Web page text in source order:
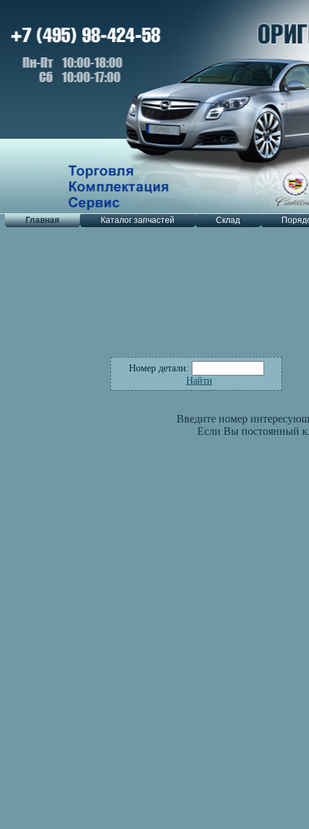
Главная Каталог запчастей Склад
Номер детали:
Найти
Введите номер
Если Вы постоянный